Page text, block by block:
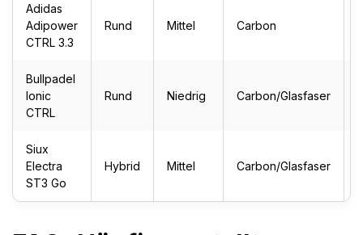
Adidas
Adipower
CTRL 3.3
Rund Mittel Carbon
Bullpadel
Ionic
CTRL
Rund Niedrig Carbon/Glasfaser
Siux
Electra
ST3 Go
Hybrid Mittel Carbon/Glasfaser